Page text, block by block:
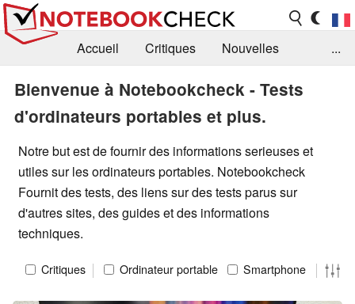
Accueil Critiques
Nouvelles
FAQ
Bibliothèque
Guide d'achat
Recherche
Contact
...
Bienvenue à Notebookcheck - Tests
d'ordinateurs portables et plus.
Notre but est de fournir des informations serieuses et
utiles sur les ordinateurs portables. Notebookcheck
Fournit des tests, des liens sur des tests parus sur
d'autres sites, des guides et des informations
techniques.
Critiques Ordinateur portable Smartphone